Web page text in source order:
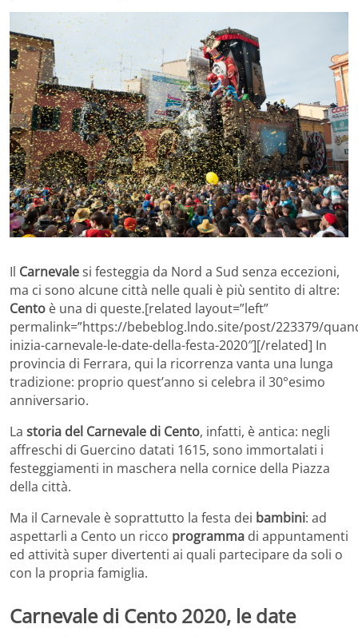
Il Carnevalesi festeggia da Nord a Sud senza eccezioni,
ma ci sono alcune città nelle quali è più sentito di altre:
Cento è una di queste.[related layout=”left”
permalink=”https://bebeblog.lndo.site/post/223379/
inizia-carnevale-le-date-della-festa-2020″][/related] In
provincia di Ferrara, qui la ricorrenza vanta una lunga
tradizione: proprio quest’anno si celebra il 30°esimo
anniversario.
La storia del Carnevale di Cento, infatti, è antica: negli
affreschi di Guercino datati 1615, sono immortalati i
festeggiamenti in maschera nella cornice della Piazza
della città.
Ma il Carnevale è soprattutto la festa dei bambini: ad
aspettarli a Cento un ricco programma di appuntamenti
ed attività super divertenti ai quali partecipare da soli o
con la propria famiglia.
Carnevale di Cento 2020, le date